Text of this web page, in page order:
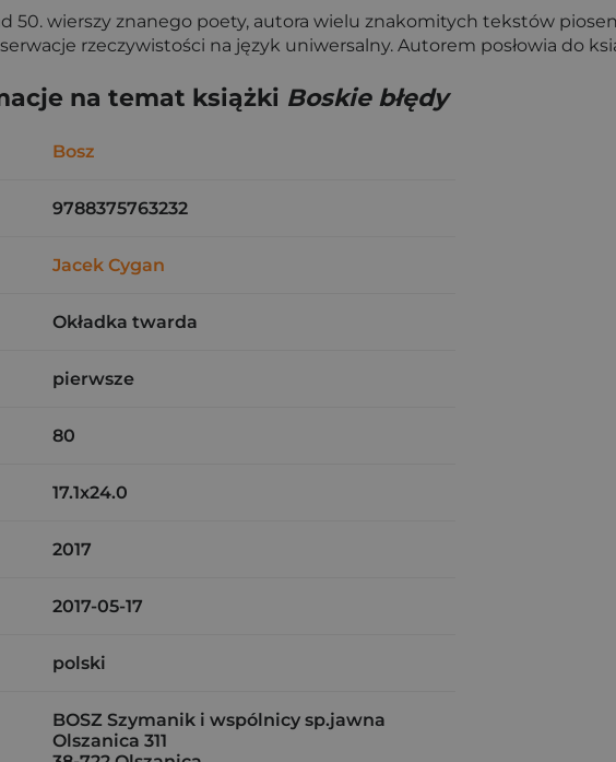
50. wierszy znanego poety, autora wielu znakomitych tekstów
rzeczywistości na język uniwersalny. Autorem posłowia do
na temat książki Boskie błędy
Bosz
9788375763232
Jacek Cygan
Okładka twarda
pierwsze
80
17.1x24.0
2017
2017-05-17
polski
BOSZ Szymanik i wspólnicy sp.jawna
Olszanica 311